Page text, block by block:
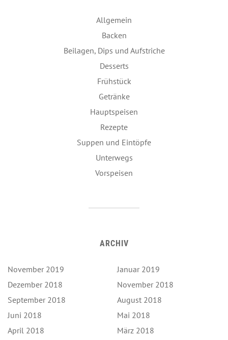
Allgemein
Backen
Beilagen, Dips und Aufstriche
Desserts
Frühstück
Getränke
Hauptspeisen
Rezepte
Suppen und Eintöpfe
Unterwegs
Vorspeisen
ARCHIV
November 2019
Januar 2019
Dezember 2018
November 2018
September 2018
August 2018
Juni 2018
Mai 2018
April 2018
März 2018